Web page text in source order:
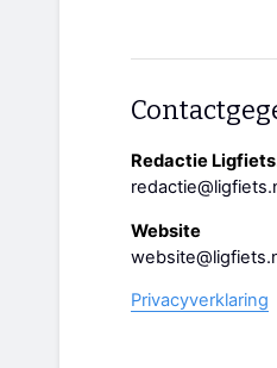
Redactie
Website
Privacyverklaring